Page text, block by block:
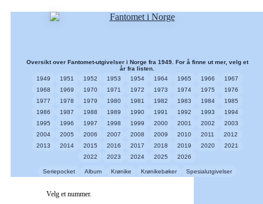
Oversikt over Fantomet-utgivelser i Norge fra 1949. For å finne ut mer, velg et
år fra listen.
1949
1951 1952 1953 1954 1964 1965 1966
1967
1968
1969 1970 1971 1972 1973 1974 1975
1976
1977
1978 1979 1980 1981 1982 1983 1984
1985
1986
1987 1988 1989 1990 1991 1992 1993
1994
1995
1996 1997 1998 1999 2000 2001 2002
2003
2004
2005 2006 2007 2008 2009 2010 2011
2012
2013
2014 2015 2016 2017 2018 2019 2020
2021
2022
2023 2024 2025 2026
Seriepocket Album Krønike Krønikebøker Spesialutgivelser
Velg et nummer.